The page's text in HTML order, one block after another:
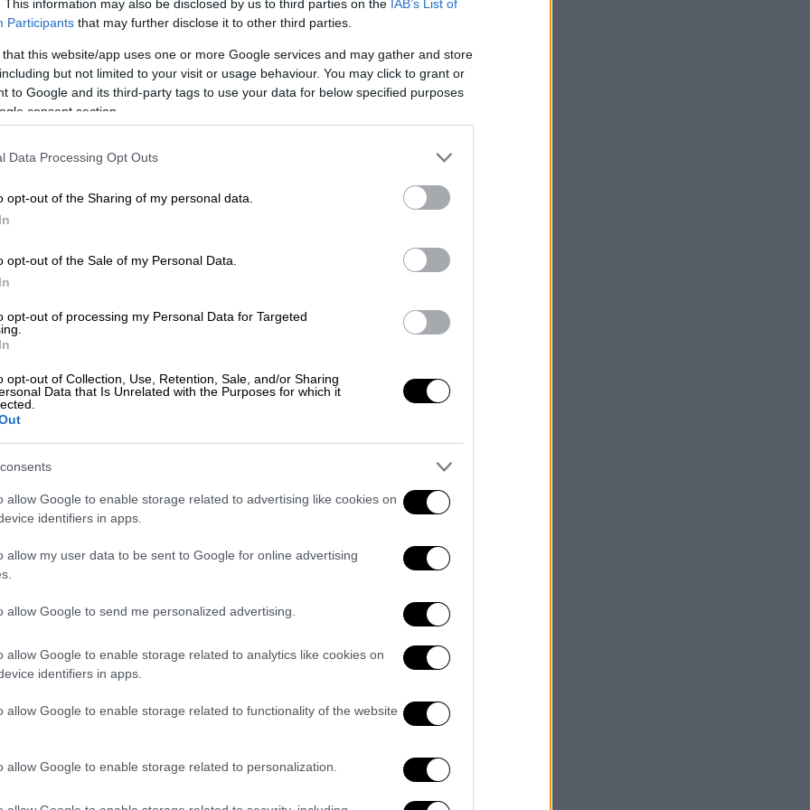
This information may also be disclosed by us to third parties on the IAB’s List of
Participants that may further disclose it to other third parties.
that this website/app uses one or more Google services and may gather and store
but not limited to your visit or usage behaviour. You may click to grant or
to Google and its third-party tags to use your data for below specified purposes
consent section.
Data Processing Opt Outs
opt-out of the Sharing of my personal data.
opt-out of the Sale of my Personal Data.
opt-out of processing my Personal Data for Targeted
opt-out of Collection, Use, Retention, Sale, and/or Sharing
Data that Is Unrelated with the Purposes for which it
allow Google to enable storage related to advertising like cookies on
identifiers in apps.
allow my user data to be sent to Google for online advertising
allow Google to send me personalized advertising.
allow Google to enable storage related to analytics like cookies on
identifiers in apps.
allow Google to enable storage related to functionality of the website
allow Google to enable storage related to personalization.
22.4.2026
23.4.2026
24.4.2026
25.4.2026
να απολαύσουν οι δικαιούχοι του
καταλύματα της
Λίμνης-Αγίας Άννας), καθώς και των
Λάρισας, Τρικάλων και Έβρου.
μηδενική ιδιωτική συμμετοχή,
σε καταλύματα των νησιών
επιδοτούνται και ακτοπλοϊκά
ενώ για τα άτομα με αναπηρία τα
εργασίας ιδιωτικού δικαίου
σχέσης εργασίας με
της ΔΥΠΑ, οποτεδήποτε στο διάστημα
της προθεσμίας υποβολής αιτήσεων ή
Μητρώο αναζητούντων εργασία της
ανεργίας κατά την ημερομηνία λήξης
τουλάχιστον 3 μηνών, οι οποίοι έχουν
άγαμοι, έως 24.000 ευρώ, αν είναι
ευρώ για κάθε τέκνο, ή έως 29.000
κατά 5.000 ευρώ για κάθε τέκνο
στην ηλεκτρονική διεύθυνση:
asphalise/apozemioseis-kai-